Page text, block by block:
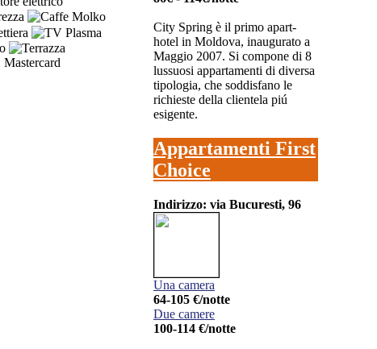
City Spring è il primo apart-
hotel in Moldova, inaugurato a
Maggio 2007. Si compone di 8
lussuosi appartamenti di diversa
tipologia, che soddisfano le
richieste della clientela piú
esigente.
Appartamenti First
Choice
Indirizzo: via Bucuresti, 96
Una camera
64-105 €/notte
Due camere
100-114 €/notte